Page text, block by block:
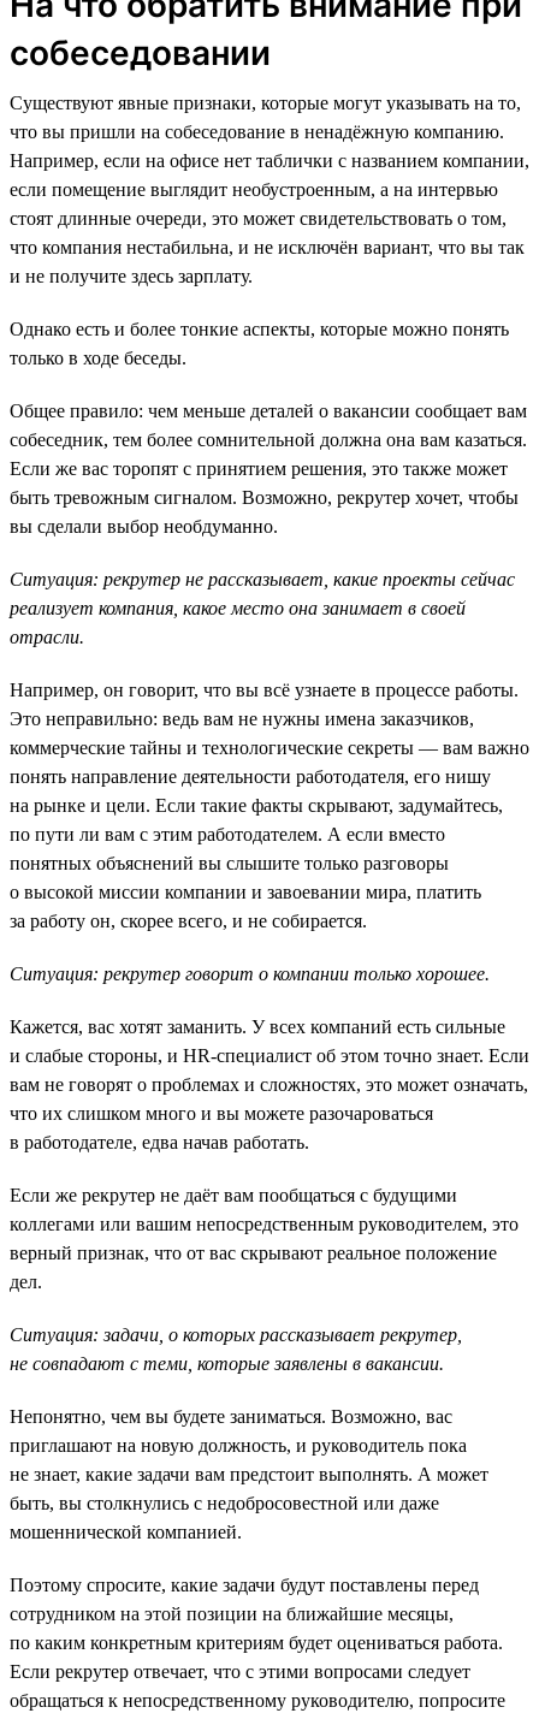
собеседовании
Существуют явные признаки, которые могут указывать на то,
что вы пришли на собеседование в ненадёжную компанию.
Например, если на офисе нет таблички с названием компании,
если помещение выглядит необустроенным, а на интервью
стоят длинные очереди, это может свидетельствовать о том,
что компания нестабильна, и не исключён вариант, что вы так
и не получите здесь зарплату.
Однако есть и более тонкие аспекты, которые можно понять
только в ходе беседы.
Общее правило: чем меньше деталей о вакансии сообщает вам
собеседник, тем более сомнительной должна она вам казаться.
Если же вас торопят с принятием решения, это также может
быть тревожным сигналом. Возможно, рекрутер хочет, чтобы
вы сделали выбор необдуманно.
Ситуация: рекрутер не рассказывает, какие проекты сейчас
реализует компания, какое место она занимает в своей
отрасли.
Например, он говорит, что вы всё узнаете в процессе работы.
Это неправильно: ведь вам не нужны имена заказчиков,
коммерческие тайны и технологические секреты — вам важно
понять направление деятельности работодателя, его нишу
на рынке и цели. Если такие факты скрывают, задумайтесь,
по пути ли вам с этим работодателем. А если вместо
понятных объяснений вы слышите только разговоры
о высокой миссии компании и завоевании мира, платить
за работу он, скорее всего, и не собирается.
Ситуация: рекрутер говорит о компании только хорошее.
Кажется, вас хотят заманить. У всех компаний есть сильные
и слабые стороны, и HR-специалист об этом точно знает. Если
вам не говорят о проблемах и сложностях, это может означать,
что их слишком много и вы можете разочароваться
в работодателе, едва начав работать.
Если же рекрутер не даёт вам пообщаться с будущими
коллегами или вашим непосредственным руководителем, это
верный признак, что от вас скрывают реальное положение
дел.
Ситуация: задачи, о которых рассказывает рекрутер,
не совпадают с теми, которые заявлены в вакансии.
Непонятно, чем вы будете заниматься. Возможно, вас
приглашают на новую должность, и руководитель пока
не знает, какие задачи вам предстоит выполнять. А может
быть, вы столкнулись с недобросовестной или даже
мошеннической компанией.
Поэтому спросите, какие задачи будут поставлены перед
сотрудником на этой позиции на ближайшие месяцы,
по каким конкретным критериям будет оцениваться работа.
Если рекрутер отвечает, что с этими вопросами следует
обращаться к непосредственному руководителю, попросите